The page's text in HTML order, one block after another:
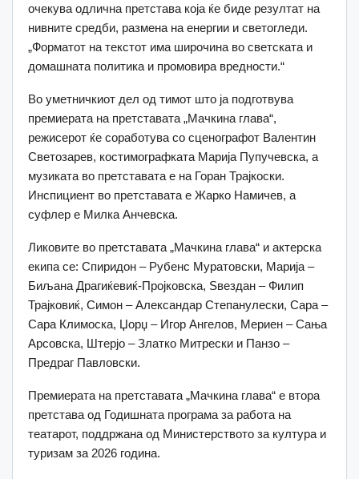
очекува одлична претстава која ќе биде резултат на
нивните средби, размена на енергии и светогледи.
„Форматот на текстот има широчина во светската и
домашната политика и промовира вредности.“
Во уметничкиот дел од тимот што ја подготвува
премиерата на претставата „Мачкина глава“,
режисерот ќе соработува со сценографот Валентин
Светозарев, костимографката Марија Пупучевска, а
музиката во претставата е на Горан Трајкоски.
Инспициент во претставата е Жарко Намичев, а
суфлер е Милка Анчевска.
Ликовите во претставата „Мачкина глава“ и актерска
екипа се: Спиридон – Рубенс Муратовски, Марија –
Биљана Драгиќевиќ-Пројковска, Ѕвездан – Филип
Трајковиќ, Симон – Александар Степанулески, Сара –
Сара Климоска, Џорџ – Игор Ангелов, Мериен – Сања
Арсовска, Штерјо – Златко Митрески и Панзо –
Предраг Павловски.
Премиерата на претставата „Мачкина глава“ е втора
претстава од Годишната програма за работа на
театарот, поддржана од Министерството за култура и
туризам за 2026 година.